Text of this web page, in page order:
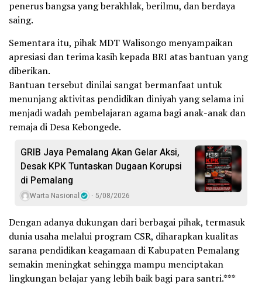
penerus bangsa yang berakhlak, berilmu, dan berdaya
saing.
Sementara itu, pihak MDT Walisongo menyampaikan
apresiasi dan terima kasih kepada BRI atas bantuan yang
diberikan.
Bantuan tersebut dinilai sangat bermanfaat untuk
menunjang aktivitas pendidikan diniyah yang selama ini
menjadi wadah pembelajaran agama bagi anak-anak dan
remaja di Desa Kebongede.
GRIB Jaya Pemalang Akan Gelar Aksi,
Desak KPK Tuntaskan Dugaan Korupsi
di Pemalang
Warta Nasional 5/08/2026
Dengan adanya dukungan dari berbagai pihak, termasuk
dunia usaha melalui program CSR, diharapkan kualitas
sarana pendidikan keagamaan di Kabupaten Pemalang
semakin meningkat sehingga mampu menciptakan
lingkungan belajar yang lebih baik bagi para santri.***